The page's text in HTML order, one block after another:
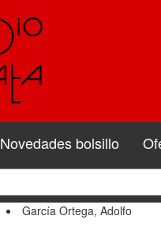
Novedades bolsillo
García Ortega, Adolfo